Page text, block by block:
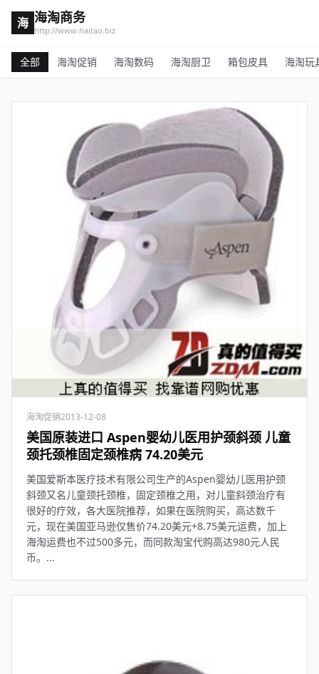
海 海淘商务
http://www.haitao.biz
全部 海淘促销 海淘数码 海淘厨卫 箱包皮具 海淘玩
海淘促销2013-12-08
美国原装进口 Aspen婴幼儿医用护颈斜颈 儿童
颈托颈椎固定颈椎病 74.20美元
美国爱斯本医疗技术有限公司生产的Aspen婴幼儿医用护颈
斜颈又名儿童颈托颈椎，固定颈椎之用，对儿童斜颈治疗有
很好的疗效，各大医院推荐，如果在医院购买，高达数千
元，现在美国亚马逊仅售价74.20美元+8.75美元运费，加上
海淘运费也不过500多元，而同款淘宝代购高达980元人民
币。...